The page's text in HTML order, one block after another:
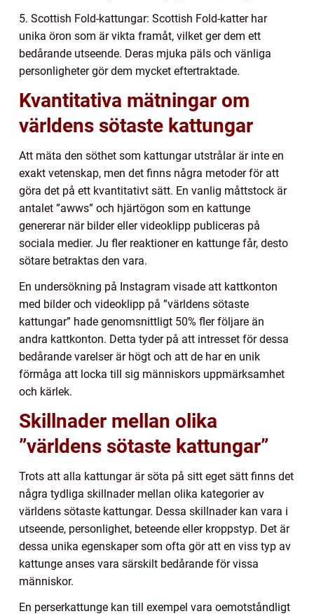
5. Scottish Fold-kattungar: Scottish Fold-katter har
unika öron som är vikta framåt, vilket ger dem ett
bedårande utseende. Deras mjuka päls och vänliga
personligheter gör dem mycket eftertraktade.
Kvantitativa mätningar om
världens sötaste kattungar
Att mäta den söthet som kattungar utstrålar är inte en
exakt vetenskap, men det finns några metoder för att
göra det på ett kvantitativt sätt. En vanlig måttstock är
antalet ”awws” och hjärtögon som en kattunge
genererar när bilder eller videoklipp publiceras på
sociala medier. Ju fler reaktioner en kattunge får, desto
sötare betraktas den vara.
En undersökning på Instagram visade att kattkonton
med bilder och videoklipp på ”världens sötaste
kattungar” hade genomsnittligt 50% fler följare än
andra kattkonton. Detta tyder på att intresset för dessa
bedårande varelser är högt och att de har en unik
förmåga att locka till sig människors uppmärksamhet
och kärlek.
Skillnader mellan olika
”världens sötaste kattungar”
Trots att alla kattungar är söta på sitt eget sätt finns det
några tydliga skillnader mellan olika kategorier av
världens sötaste kattungar. Dessa skillnader kan vara i
utseende, personlighet, beteende eller kroppstyp. Det är
dessa unika egenskaper som ofta gör att en viss typ av
kattunge anses vara särskilt bedårande för vissa
människor.
En perserkattunge kan till exempel vara oemotståndligt